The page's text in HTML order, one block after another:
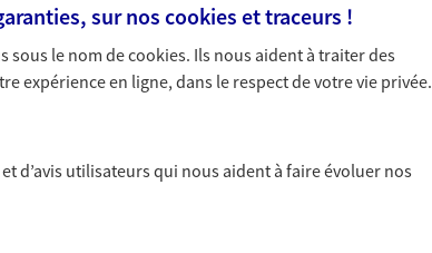
sur nos cookies et traceurs !
sous le nom decookies. Ils nous aident à traiter des
expérience en ligne, dans le respect de votre vie privée.
d’avis utilisateurs qui nous aident à faire évoluer nos